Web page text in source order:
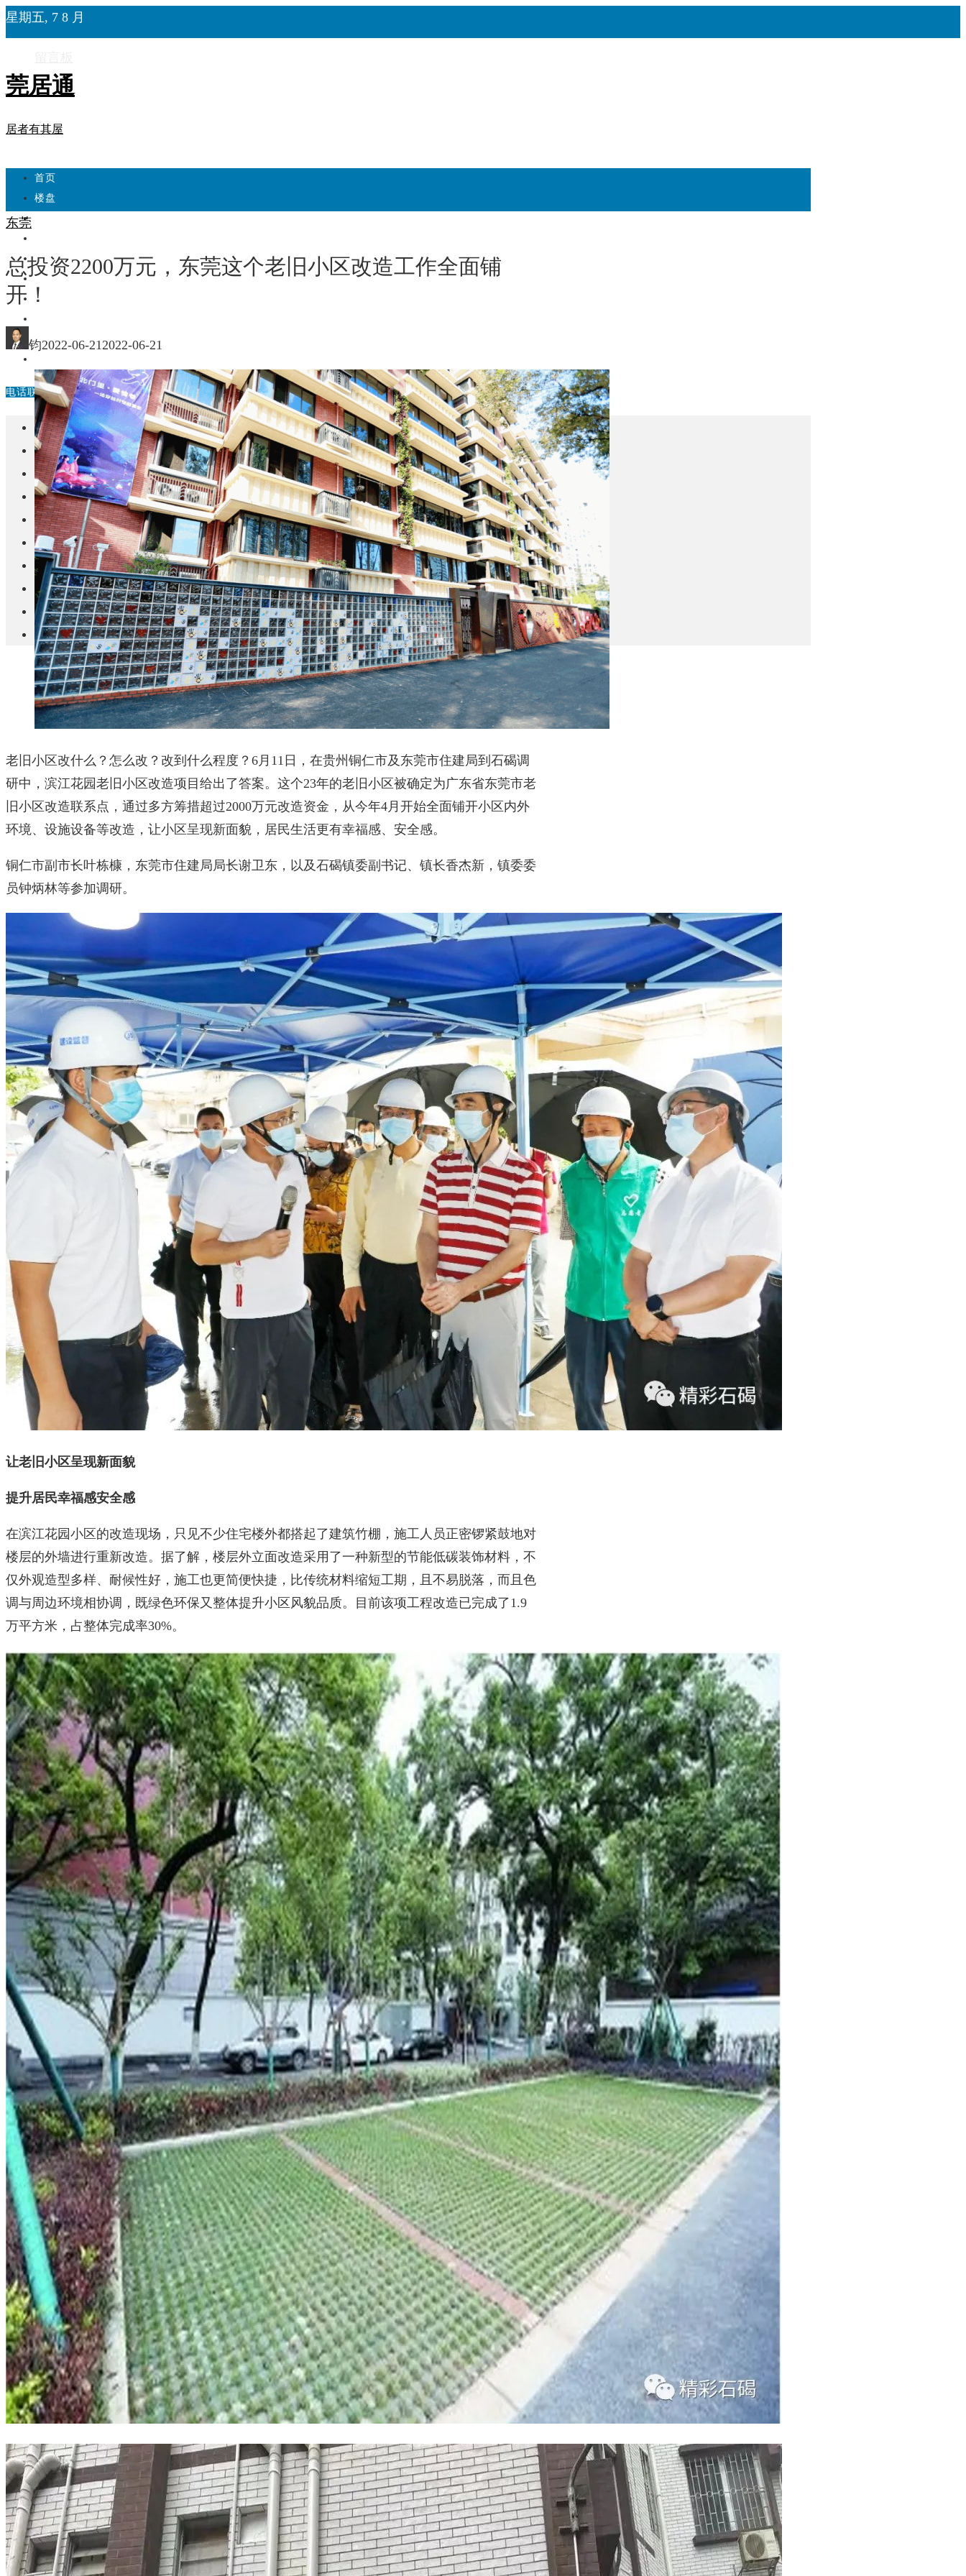
星期五, 7 8 月
莞居通
居者有其屋
首页
楼盘
自建房
东莞
城市更新
中国
电话联系
首页
楼盘
学校
住宅
自建房
东莞
城市更新
房产政策
中国
其他
东莞
总投资2200万元，东莞这个老旧小区改造工作全面铺
开！
钧2022-06-21 2022-06-21
老旧小区改什么？怎么改？改到什么程度？6月11日，在贵州铜仁市及东莞市住建局到石碣调
研中，滨江花园老旧小区改造项目给出了答案。这个23年的老旧小区被确定为广东省东莞市老
旧小区改造联系点，通过多方筹措超过2000万元改造资金，从今年4月开始全面铺开小区内外
环境、设施设备等改造，让小区呈现新面貌，居民生活更有幸福感、安全感。
铜仁市副市长叶栋槺，东莞市住建局局长谢卫东，以及石碣镇委副书记、镇长香杰新，镇委委
员钟炳林等参加调研。
让老旧小区呈现新面貌
提升居民幸福感安全感
在滨江花园小区的改造现场，只见不少住宅楼外都搭起了建筑竹棚，施工人员正密锣紧鼓地对
楼层的外墙进行重新改造。据了解，楼层外立面改造采用了一种新型的节能低碳装饰材料，不
仅外观造型多样、耐候性好，施工也更简便快捷，比传统材料缩短工期，且不易脱落，而且色
调与周边环境相协调，既绿色环保又整体提升小区风貌品质。目前该项工程改造已完成了1.9
万平方米，占整体完成率30%。